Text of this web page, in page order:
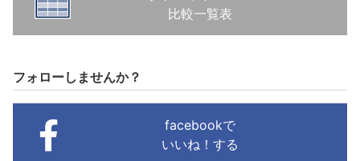
比較一覧表
フォローしませんか？
facebookで
いいね！する